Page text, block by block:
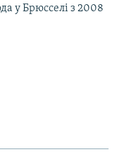
у Брюсселі з 2008